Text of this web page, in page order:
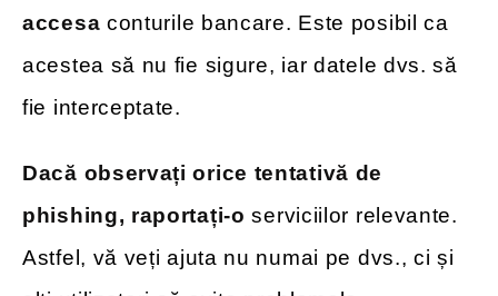
accesa conturile bancare. Este posibil ca
acestea să nu fie sigure, iar datele dvs. să
fie interceptate.
Dacă observați orice tentativă de
phishing, raportați-o serviciilor relevante.
Astfel, vă veți ajuta nu numai pe dvs., ci și